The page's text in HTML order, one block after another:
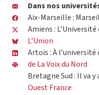
Dans nos
Aix-Marseille :
Amiens :
L’Union
Artois : À
de La Voix du Nord
Bretagne Sud : Il va
Ouest France